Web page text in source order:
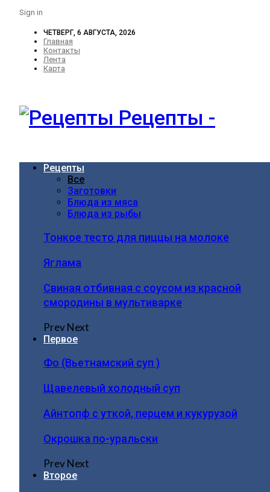
Sign in
ЧЕТВЕРГ, 6 АВГУСТА, 2026
Главная
Контакты
Лента
Карта
Рецепты -
Рецепты
Все
Заготовки
Блюда из мяса
Блюда из рыбы
Тонкое тесто для пиццы на молоке
Яглама
Свиная отбивная с соусом из красной
смородины в мультиварке
PrevNext
Первое
Фо (Вьетнамский суп )
Щавелевый холодный суп
Айнтопф с уткой, перцем и кукурузой
Окрошка по-уральски
PrevNext
Второе